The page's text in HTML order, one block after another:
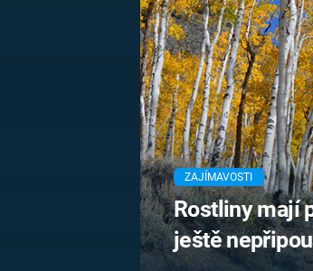
PRVNÍ SVĚTOVÁ
ZAJÍMAVOSTI
Rostliny mají
ještě